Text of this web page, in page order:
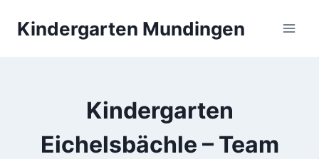
InhaltKindergarten Mundingen
Kindergarten
Eichelsbächle – Team